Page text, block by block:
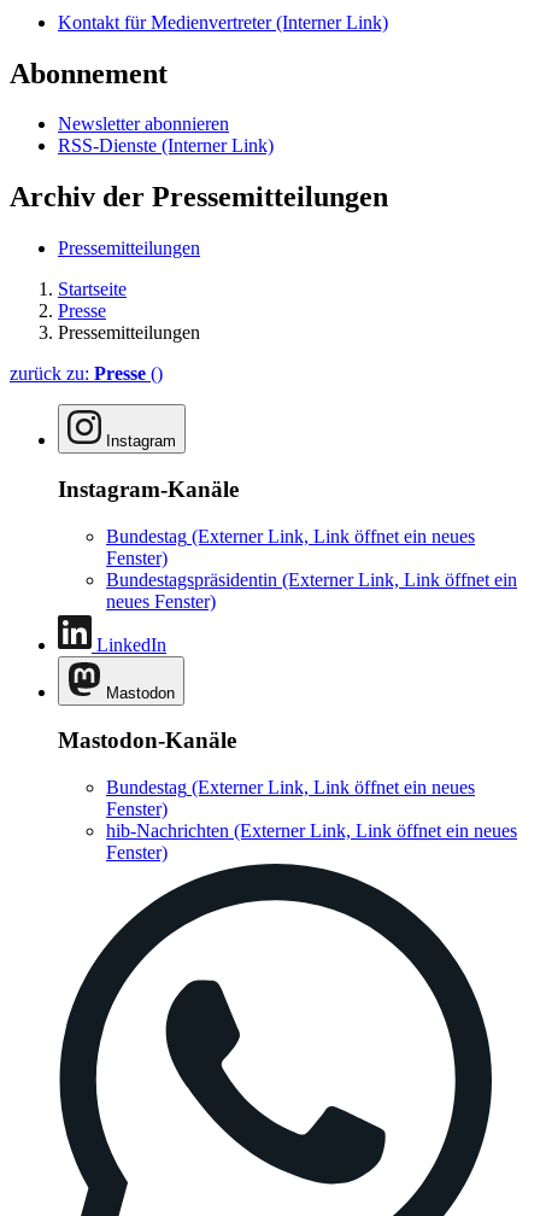
Kontakt für Medienvertreter(Interner Link)
Abonnement
Newsletter abonnieren
RSS-Dienste (Interner Link)
Archiv der Pressemitteilungen
Pressemitteilungen
Startseite
Presse
Pressemitteilungen
zurück zu: Presse ()
Instagram
Instagram-Kanäle
Bundestag (Externer Link, Link öffnet ein neues
Fenster)
Bundestagspräsidentin (Externer Link, Link öffnet ein
neues Fenster)
LinkedIn
Mastodon
Mastodon-Kanäle
Bundestag (Externer Link, Link öffnet ein neues
Fenster)
hib-Nachrichten (Externer Link, Link öffnet ein neues
Fenster)